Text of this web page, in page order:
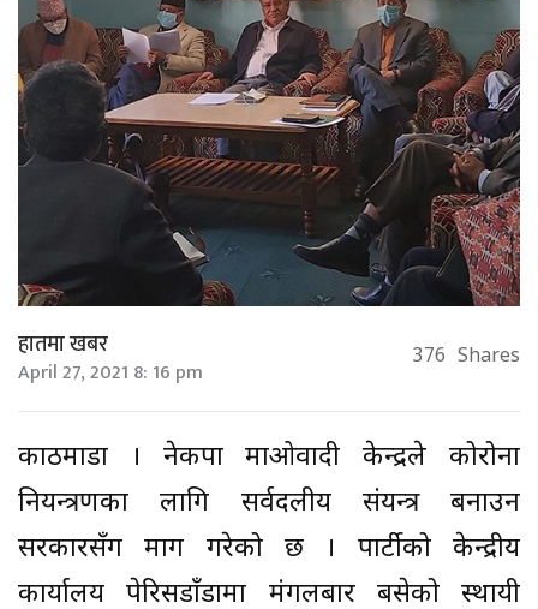
हातमा खबर
April 27, 2021 8: 16 pm 376 Shares
काठमाडौं । नेकपा माओवादी केन्द्रले कोरोना
नियन्त्रणका लागि सर्वदलीय संयन्त्र बनाउन
सरकारसँग माग गरेको छ । पार्टीको केन्द्रीय
कार्यालय पेरिसडाँडामा मंगलबार बसेको स्थायी